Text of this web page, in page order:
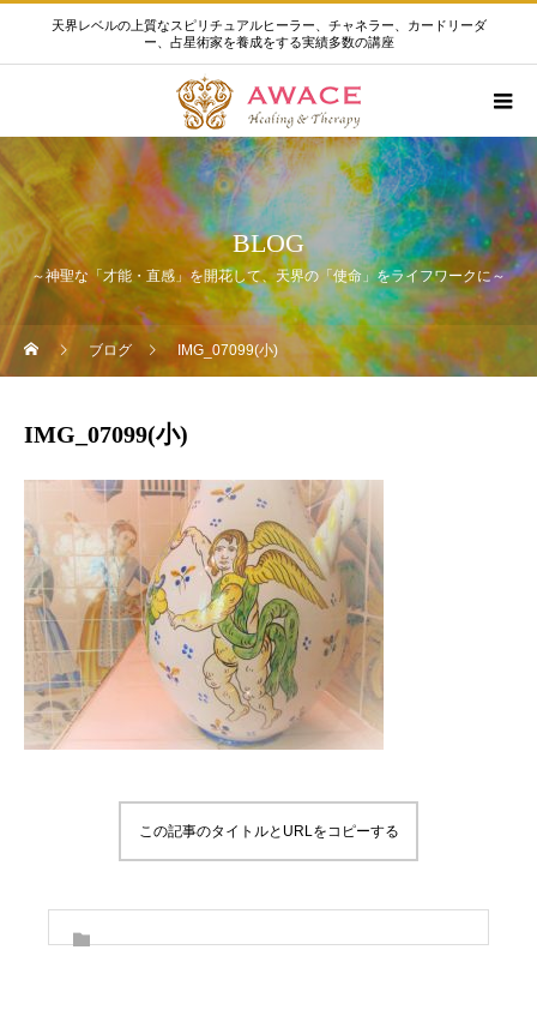
天界レベルの上質なスピリチュアルヒーラー、チャネラー、カードリーダ
ー、占星術家を養成をする実績多数の講座
BLOG
～神聖な「才能・直感」を開花して、天界の「使命」をライフワークに～
ブログ IMG_07099(小)
IMG_07099(小)
この記事のタイトルとURLをコピーする